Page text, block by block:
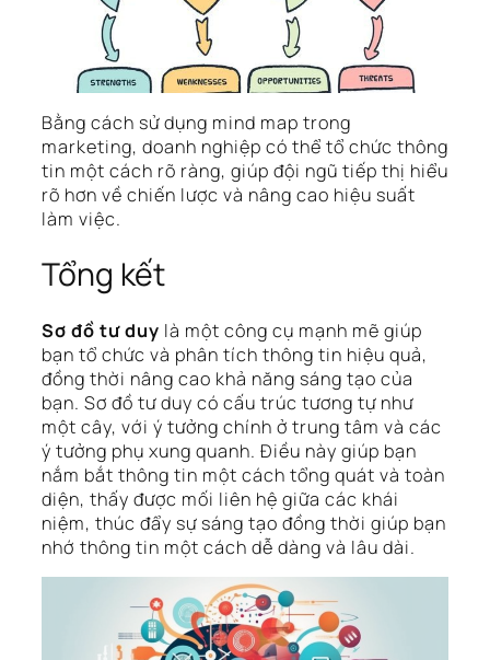
Bằng cách sử dụng mind map trong
marketing, doanh nghiệp có thể tổ chức thông
tin một cách rõ ràng, giúp đội ngũ tiếp thị hiểu
rõ hơn về chiến lược và nâng cao hiệu suất
làm việc.
Tổng kết
Sơ đồ tư duy là một công cụ mạnh mẽ giúp
bạn tổ chức và phân tích thông tin hiệu quả,
đồng thời nâng cao khả năng sáng tạo của
bạn. Sơ đồ tư duy có cấu trúc tương tự như
một cây, với ý tưởng chính ở trung tâm và các
ý tưởng phụ xung quanh. Điều này giúp bạn
nắm bắt thông tin một cách tổng quát và toàn
diện, thấy được mối liên hệ giữa các khái
niệm, thúc đẩy sự sáng tạo đồng thời giúp bạn
nhớ thông tin một cách dễ dàng và lâu dài.